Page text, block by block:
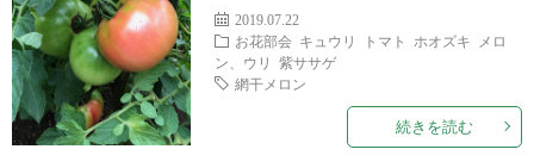
ー
2019.07.22
お花部会 キュウリ トマト ホオズキ
メロ
ン、ウリ
紫ササゲ
網干メロン
続きを読む